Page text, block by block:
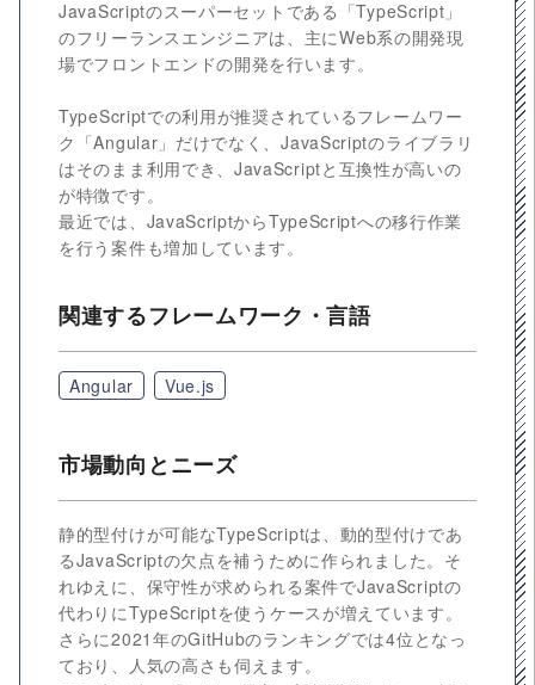
JavaScriptのスーパーセットである「TypeScript」
のフリーランスエンジニアは、主にWeb系の開発現
場でフロントエンドの開発を行います。
TypeScriptでの利用が推奨されているフレームワー
ク「Angular」だけでなく、JavaScriptのライブラリ
はそのまま利用でき、JavaScriptと互換性が高いの
が特徴です。
最近では、JavaScriptからTypeScriptへの移行作業
を行う案件も増加しています。
関連するフレームワーク・言語
Angular Vue.js
市場動向とニーズ
静的型付けが可能なTypeScriptは、動的型付けであ
るJavaScriptの欠点を補うために作られました。そ
れゆえに、保守性が求められる案件でJavaScriptの
代わりにTypeScriptを使うケースが増えています。
さらに2021年のGitHubのランキングでは4位となっ
ており、人気の高さも伺えます。